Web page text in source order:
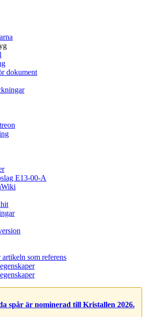
dokument
E13-00-A
som referens
spår är nominerad till Kristallen 2026.